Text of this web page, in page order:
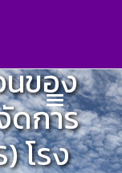
นของ
ดการ
โรง